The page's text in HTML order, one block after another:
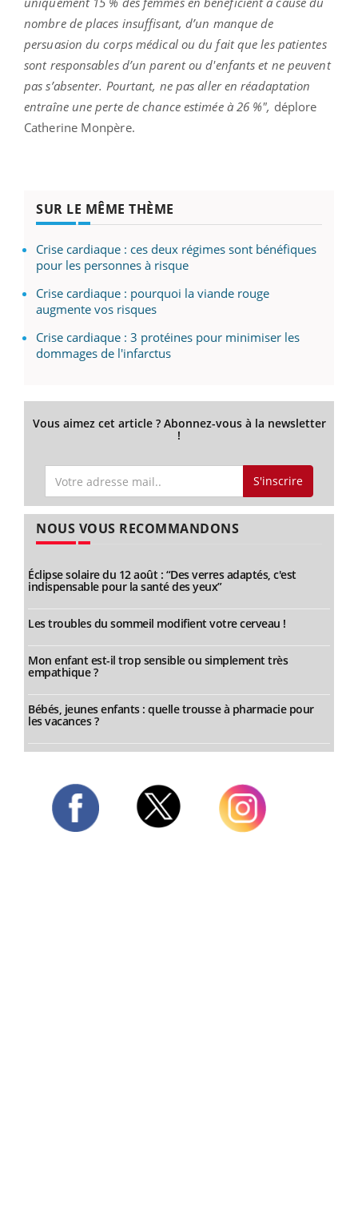
nombre de places insuffisant, d’un manque de
persuasion du corps médical ou du fait que les patientes
sont responsables d’un parent ou d'enfants et ne peuvent
pas s’absenter. Pourtant, ne pas aller en réadaptation
entraîne une perte de chance estimée à 26 %", déplore
Catherine Monpère.
SUR LE MÊME THÈME
Crise cardiaque : ces deux régimes sont bénéfiques
pour les personnes à risque
Crise cardiaque : pourquoi la viande rouge
augmente vos risques
Crise cardiaque : 3 protéines pour minimiser les
dommages de l'infarctus
Vous aimez cet article ? Abonnez-vous à la newsletter
!
S'inscrire
NOUS VOUS RECOMMANDONS
Éclipse solaire du 12 août : “Des verres adaptés, c'est
indispensable pour la santé des yeux”
Les troubles du sommeil modifient votre cerveau !
Mon enfant est-il trop sensible ou simplement très
empathique ?
Bébés, jeunes enfants : quelle trousse à pharmacie pour
les vacances ?